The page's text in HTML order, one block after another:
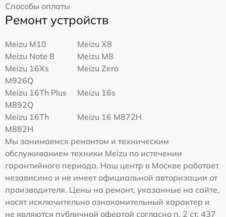
Способы оплаты
Ремонт устройств
Meizu M10
Meizu X8
Meizu Note 8
Meizu M8
Meizu 16Xs
M926Q
Meizu Zero
Meizu 16Th Plus
M892Q
Meizu 16s
Meizu 16Th
M882H
Meizu 16 M872H
Мы занимаемся ремонтом и техническим
обслуживанием техники Meizu по истечении
гарантийного периода. Наш центр в Москве работает
независимо и не имеет официальной авторизации от
производителя. Цены на ремонт, указанные на сайте,
носят исключительно ознакомительный характер и
не являются публичной офертой согласно п. 2 ст. 437